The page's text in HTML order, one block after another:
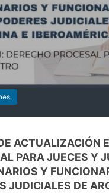
ACTUALIZACIÓN
PARA JUECES Y
Y
JUDICIALES DE